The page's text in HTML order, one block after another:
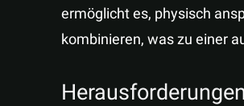
ermöglicht es, physisch
kombinieren, was zu einer